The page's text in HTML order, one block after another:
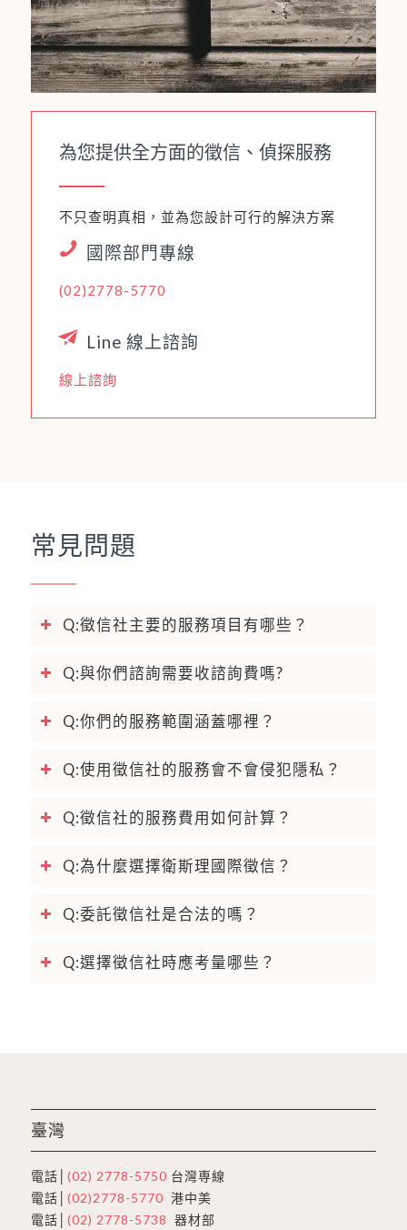
為您提供全方面的徵信、偵探服務
不只查明真相，並為您設計可行的解決方案
國際部門專線
(02)2778-5770
Line 線上諮詢
線上諮詢
常見問題
Q:徵信社主要的服務項目有哪些？
Q:與你們諮詢需要收諮詢費嗎?
Q:你們的服務範圍涵蓋哪裡？
Q:使用徵信社的服務會不會侵犯隱私？
Q:徵信社的服務費用如何計算？
Q:為什麼選擇衛斯理國際徵信？
Q:委託徵信社是合法的嗎？
Q:選擇徵信社時應考量哪些？
臺灣
電話│ (02) 2778-5750 台灣専線
電話│ (02)2778-5770 港中美
電話│ (02) 2778-5738 器材部